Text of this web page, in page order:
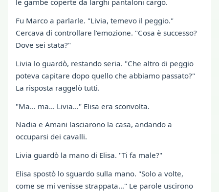
le gambe coperte da larghi pantaloni cargo.
Fu Marco a parlarle. "Livia, temevo il peggio."
Cercava di controllare l'emozione. "Cosa è successo?
Dove sei stata?"
Livia lo guardò, restando seria. "Che altro di peggio
poteva capitare dopo quello che abbiamo passato?"
La risposta raggelò tutti.
"Ma… ma… Livia…" Elisa era sconvolta.
Nadia e Amani lasciarono la casa, andando a
occuparsi dei cavalli.
Livia guardò la mano di Elisa. "Ti fa male?"
Elisa spostò lo sguardo sulla mano. "Solo a volte,
come se mi venisse strappata…" Le parole uscirono